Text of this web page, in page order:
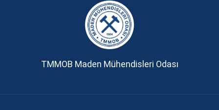
TMMOB Maden Mühendisleri Odası